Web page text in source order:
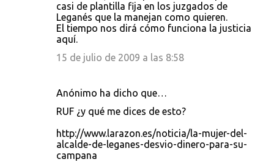
casi de plantilla fija en los juzgados de
Leganés que la manejan como quieren.
El tiempo nos dirá cómo funciona la justicia
aquí.
15 de julio de 2009 a las 8:58
Anónimo ha dicho que…
RUF ¿y qué me dices de esto?
http://www.larazon.es/noticia/la-mujer-del-
alcalde-de-leganes-desvio-dinero-para-su-
campana